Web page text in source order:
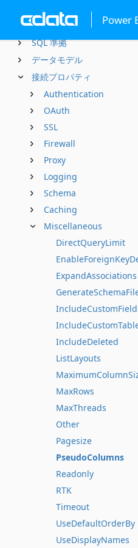
Power
高度な機能
SQL 準拠
データモデル
接続プロパティ
Authentication
OAuth
SSL
Firewall
Proxy
Logging
Schema
Caching
Miscellaneous
DirectQueryLimit
ExpandAssociations
IncludeDeleted
ListLayouts
MaxRows
MaxThreads
Other
Pagesize
PseudoColumns
Readonly
RTK
Timeout
UseDefaultOrderBy
UseDisplayNames